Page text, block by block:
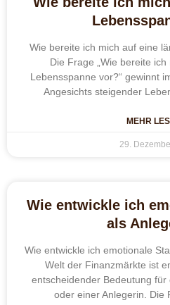
Wie bereite ich mich auf eine
Die Frage „Wie bereite
Lebensspanne vor?“ gewinnt
Angesichts steigender
MEHR
29.
Wie entwickle ich
als
Wie entwickle ich emotionale
Welt der Finanzmärkte ist
entscheidender Bedeutung
oder einer Anlegerin. Die